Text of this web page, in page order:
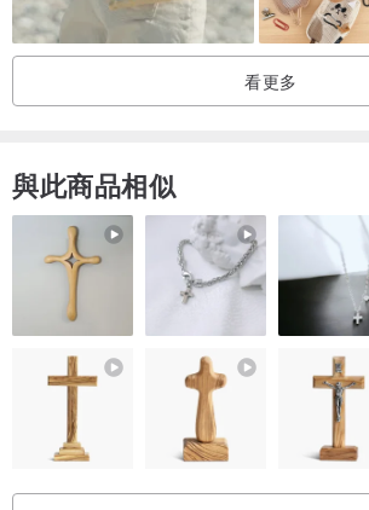
鍊條與提把 (選購配件)
若您需要鍊條與提把，請於訂購前與我們聯繫。
jp.pinkoi.com/product/9br9ARex
*電鍍部分可能會有細微刮痕。
*開闔的鬆緊度可進行調整。
若您與我們聯繫，我們將告知您調整方法。
看更多
與此商品相似